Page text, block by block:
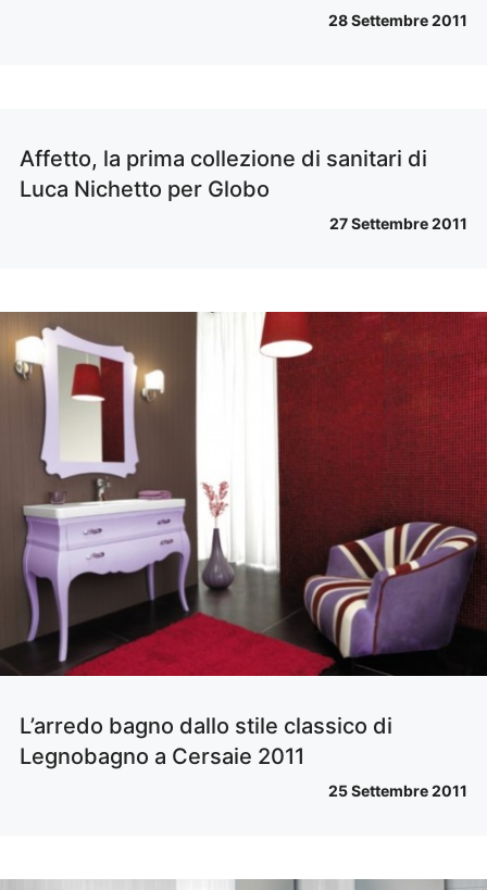
28 Settembre 2011
Affetto, la prima collezione di sanitari di
Luca Nichetto per Globo
27 Settembre 2011
L’arredo bagno dallo stile classico di
Legnobagno a Cersaie 2011
25 Settembre 2011